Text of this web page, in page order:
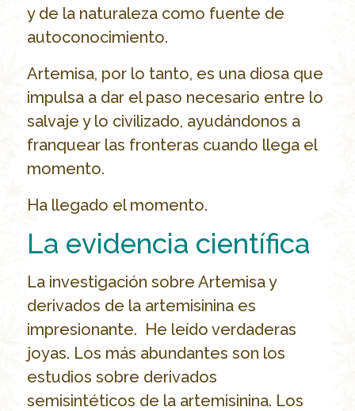
y de la naturaleza como fuente de
autoconocimiento.
Artemisa, por lo tanto, es una diosa que
impulsa a dar el paso necesario entre lo
salvaje y lo civilizado, ayudándonos a
franquear las fronteras cuando llega el
momento.
Ha llegado el momento.
La evidencia científica
La investigación sobre Artemisa y
derivados de la artemisinina es
impresionante. He leído verdaderas
joyas. Los más abundantes son los
estudios sobre derivados
semisintéticos de la artemisinina. Los